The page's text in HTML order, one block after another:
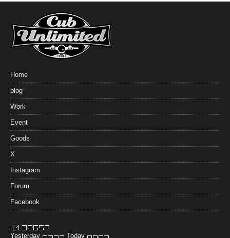
Home
blog
Work
Event
Goods
X
Instagram
Forum
Facebook
Yesterday Today